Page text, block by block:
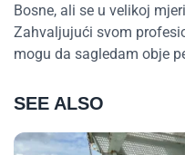
Bosne, ali se u velikoj
Zahvaljujući svom
mogu da sagledam obje
SEE ALSO